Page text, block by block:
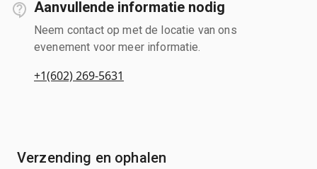
Aanvullende informatie nodig
Neem contact op met de locatie van ons
evenement voor meer informatie.
+1(602) 269-5631
Verzending en ophalen